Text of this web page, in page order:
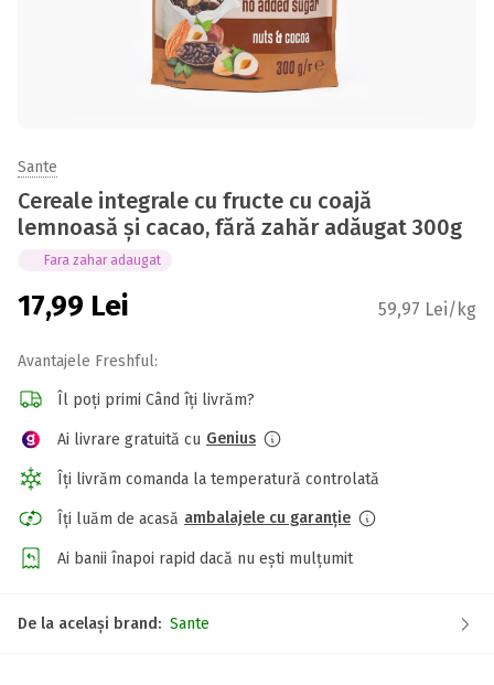
Sante
Cereale integrale cu fructe cu coajă
lemnoasă și cacao, fără zahăr adăugat 300g
Fara zahar adaugat
17,99 Lei 59,97 Lei/kg
Avantajele Freshful:
Îl poți primi Când îți livrăm?
Ai livrare gratuită cu Genius
Îți livrăm comanda la temperatură controlată
Îți luăm de acasă ambalajele cu garanție
Ai banii înapoi rapid dacă nu ești mulțumit
De la același brand: Sante